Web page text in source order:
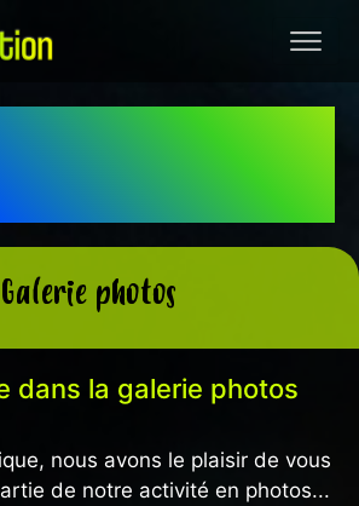
de tous vos
Galerie photos
dans la galerie photos
nous avons le plaisir de vous
de notre activité en photos...